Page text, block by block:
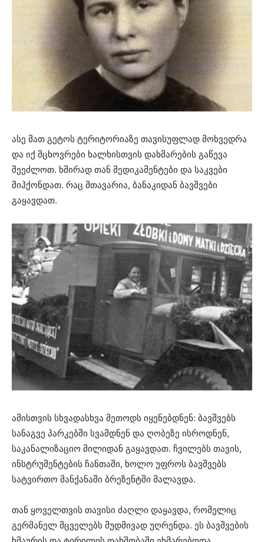
ასე მათ გეტოს ტერიტორიაზე თავისუფლად მოხვედრა
და იქ მცხოვრები ხალხისთვის დახმარების გაწევა
შეეძლოთ. ხშირად თან მედიკამენტები და საკვები
მიჰქონდათ. რაც მთავარია, ბანაკიდან ბავშვები
გაყავდათ.
ამისთვის სხვადასხვა მეთოდს იყენებდნენ: ბავშვებს
სანაგვე პარკებში სვამდნენ და ღობეზე ისროდნენ,
საკანალიზაციო მილიდან გაყავდათ. ჩვილებს თავის,
ინსტრუმენტების ჩანთაში, ხოლო უფროს ბავშვებს
სატვირთო მანქანაში ბრეზენტში მალავდა.
თან ყოველთვის თავისი ძაღლი დაყავდა, რომელიც
გერმანელ მცველებს მუდმივად უღრენდა. ეს ბავშვების